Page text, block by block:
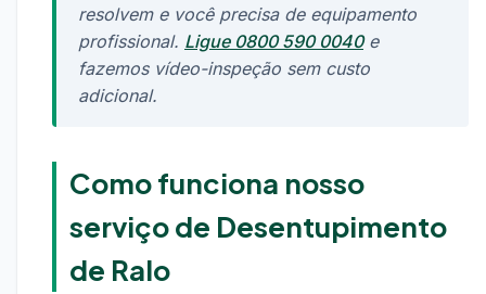
resolvem e você precisa de equipamento
profissional. Ligue 0800 590 0040e
fazemos vídeo-inspeção sem custo
adicional.
Como funciona nosso
serviço de Desentupimento
de Ralo